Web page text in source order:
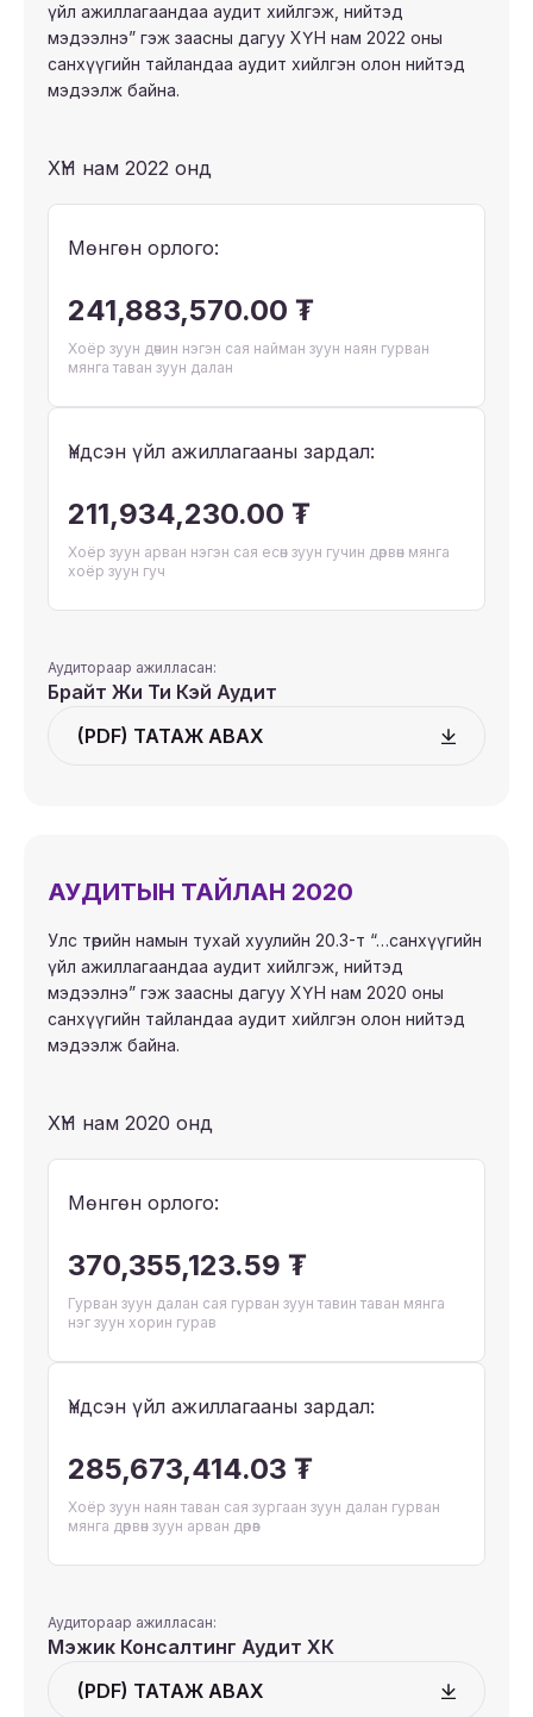
үйл ажиллагаандаа аудит хийлгэж, нийтэд
мэдээлнэ” гэж заасны дагуу ХҮН нам 2022 оны
санхүүгийн тайландаа аудит хийлгэн олон нийтэд
мэдээлж байна.
ХҮН нам 2022 онд
Мөнгөн орлого:
241,883,570.00 ₮
Хоёр зуун дөчин нэгэн сая найман зуун наян гурван
мянга таван зуун далан
Үндсэн үйл ажиллагааны зардал:
211,934,230.00 ₮
Хоёр зуун арван нэгэн сая есөн зуун гучин дөрвөн мянга
хоёр зуун гуч
Аудитораар ажилласан:
Брайт Жи Ти Кэй Аудит
(PDF) ТАТАЖ АВАХ
АУДИТЫН ТАЙЛАН 2020
Улс төрийн намын тухай хуулийн 20.3-т “…санхүүгийн
үйл ажиллагаандаа аудит хийлгэж, нийтэд
мэдээлнэ” гэж заасны дагуу ХҮН нам 2020 оны
санхүүгийн тайландаа аудит хийлгэн олон нийтэд
мэдээлж байна.
ХҮН нам 2020 онд
Мөнгөн орлого:
370,355,123.59 ₮
Гурван зуун далан сая гурван зуун тавин таван мянга
нэг зуун хорин гурав
Үндсэн үйл ажиллагааны зардал:
285,673,414.03 ₮
Хоёр зуун наян таван сая зургаан зуун далан гурван
мянга дөрвөн зуун арван дөрөв
Аудитораар ажилласан:
Мэжик Консалтинг Аудит ХК
(PDF) ТАТАЖ АВАХ